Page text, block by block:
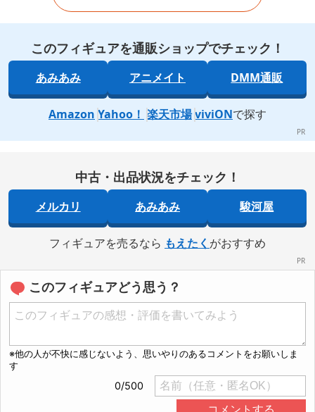
このフィギュアを通販ショップでチェック！
あみあみ アニメイト DMM通販
Amazon Yahoo！ 楽天市場 viviONで探す
中古・出品状況をチェック！
メルカリ あみあみ 駿河屋
フィギュアを売るなら もえたく がおすすめ
このフィギュアどう思う？